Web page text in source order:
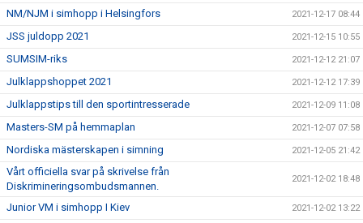
NM/NJM i simhopp i Helsingfors 2021-12-17 08:44
JSS juldopp 2021 2021-12-15 10:55
SUMSIM-riks 2021-12-12 21:07
Julklappshoppet 2021 2021-12-12 17:39
Julklappstips till den sportintresserade 2021-12-09 11:08
Masters-SM på hemmaplan 2021-12-07 07:58
Nordiska mästerskapen i simning 2021-12-05 21:42
Vårt officiella svar på skrivelse från
Diskrimineringsombudsmannen.
2021-12-02 18:48
Junior VM i simhopp I Kiev 2021-12-02 13:22